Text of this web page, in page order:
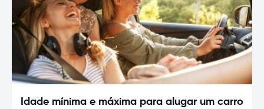
Idade mínima e máxima para alugar um carro